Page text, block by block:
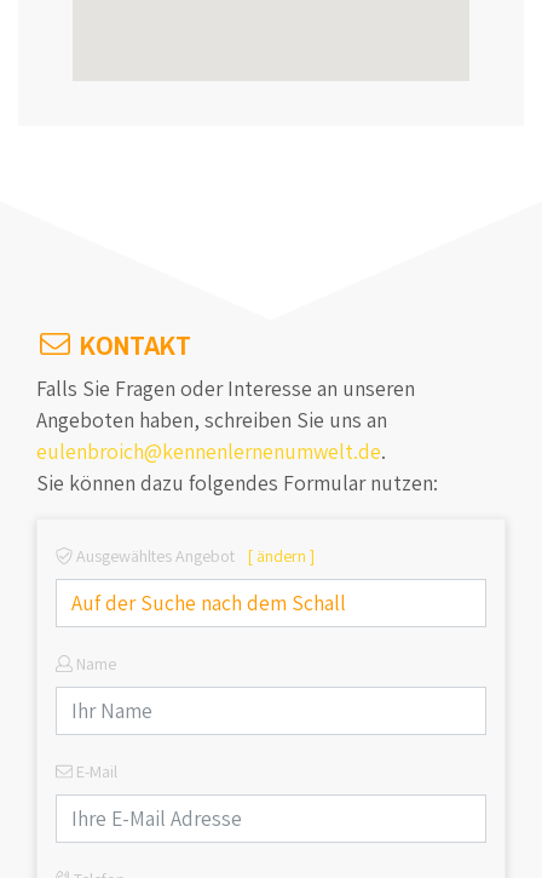
KONTAKT
Falls Sie Fragen oder Interesse an unseren
Angeboten haben, schreiben Sie uns an
eulenbroich@kennenlernenumwelt.de.
Sie können dazu folgendes Formular nutzen:
Ausgewähltes Angebot [ ändern ]
Name
E-Mail